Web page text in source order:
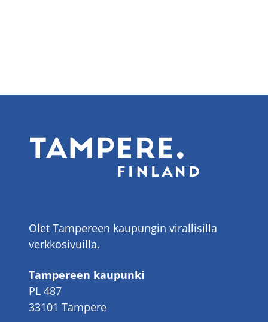
Olet Tampereen kaupungin virallisilla
verkkosivuilla.
Tampereen kaupunki
PL 487
33101 Tampere